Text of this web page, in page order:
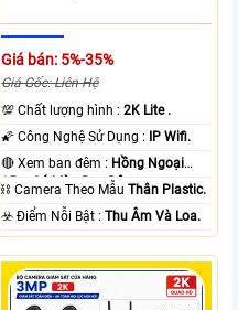
Giá bán: 5%-35%
Giá Gốc: Liên Hệ
💯 Chất lượng hình :2K Lite .
🌠 Công Nghệ Sử Dụng : IP Wifi.
🔴 Xem ban đêm : Hồng Ngoại
15m Có Màu Ban Ðêm.
⛓ Camera Theo MẫuThân Plastic.
️☣️ Điểm Nỗi Bật :Thu Âm Và Loa.